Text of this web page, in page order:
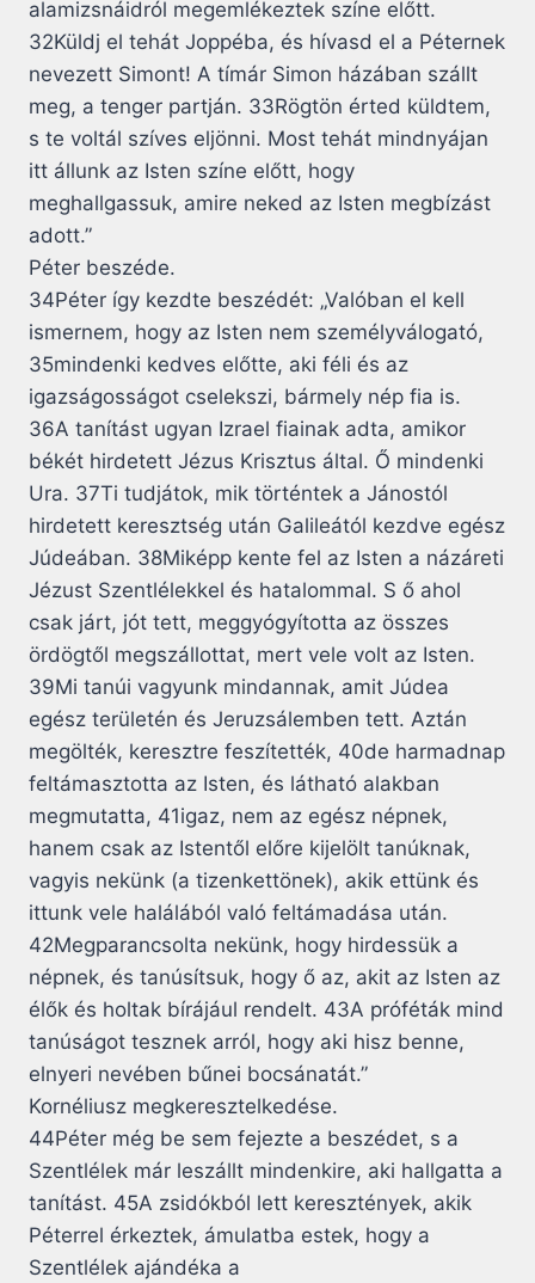
alamizsnáidról megemlékeztek színe előtt.
32Küldj el tehát Joppéba, és hívasd el a Péternek
nevezett Simont! A tímár Simon házában szállt
meg, a tenger partján. 33Rögtön érted küldtem,
s te voltál szíves eljönni. Most tehát mindnyájan
itt állunk az Isten színe előtt, hogy
meghallgassuk, amire neked az Isten megbízást
adott.”
Péter beszéde.
34Péter így kezdte beszédét: „Valóban el kell
ismernem, hogy az Isten nem személyválogató,
35mindenki kedves előtte, aki féli és az
igazságosságot cselekszi, bármely nép fia is.
36A tanítást ugyan Izrael fiainak adta, amikor
békét hirdetett Jézus Krisztus által. Ő mindenki
Ura. 37Ti tudjátok, mik történtek a Jánostól
hirdetett keresztség után Galileától kezdve egész
Júdeában. 38Miképp kente fel az Isten a názáreti
Jézust Szentlélekkel és hatalommal. S ő ahol
csak járt, jót tett, meggyógyította az összes
ördögtől megszállottat, mert vele volt az Isten.
39Mi tanúi vagyunk mindannak, amit Júdea
egész területén és Jeruzsálemben tett. Aztán
megölték, keresztre feszítették, 40de harmadnap
feltámasztotta az Isten, és látható alakban
megmutatta, 41igaz, nem az egész népnek,
hanem csak az Istentől előre kijelölt tanúknak,
vagyis nekünk (a tizenkettönek), akik ettünk és
ittunk vele halálából való feltámadása után.
42Megparancsolta nekünk, hogy hirdessük a
népnek, és tanúsítsuk, hogy ő az, akit az Isten az
élők és holtak bírájául rendelt. 43A próféták mind
tanúságot tesznek arról, hogy aki hisz benne,
elnyeri nevében bűnei bocsánatát.”
Kornéliusz megkeresztelkedése.
44Péter még be sem fejezte a beszédet, s a
Szentlélek már leszállt mindenkire, aki hallgatta a
tanítást. 45A zsidókból lett keresztények, akik
Péterrel érkeztek, ámulatba estek, hogy a
Szentlélek ajándéka a